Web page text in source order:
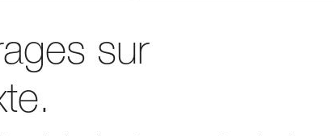
sur